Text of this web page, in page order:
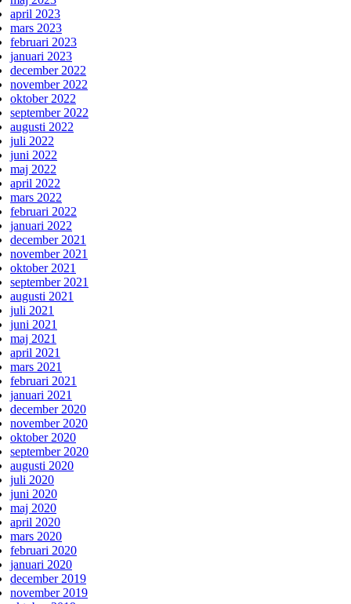
april 2023
mars 2023
februari 2023
januari 2023
december 2022
november 2022
oktober 2022
september 2022
augusti 2022
juli 2022
juni 2022
maj 2022
april 2022
mars 2022
februari 2022
januari 2022
december 2021
november 2021
oktober 2021
september 2021
augusti 2021
juli 2021
juni 2021
maj 2021
april 2021
mars 2021
februari 2021
januari 2021
december 2020
november 2020
oktober 2020
september 2020
augusti 2020
juli 2020
juni 2020
maj 2020
april 2020
mars 2020
februari 2020
januari 2020
december 2019
november 2019